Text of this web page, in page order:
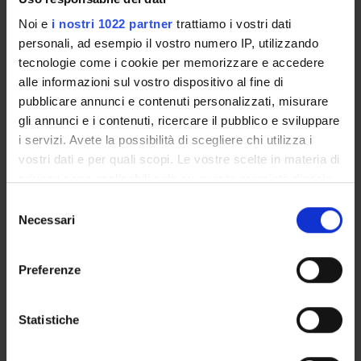
Noi e i nostri 1022 partner trattiamo i vostri dati
personali, ad esempio il vostro numero IP, utilizzando
tecnologie come i cookie per memorizzare e accedere
alle informazioni sul vostro dispositivo al fine di
pubblicare annunci e contenuti personalizzati, misurare
gli annunci e i contenuti, ricercare il pubblico e sviluppare
i servizi. Avete la possibilità di scegliere chi utilizza i
vostri dati e per quali scopi. Le vostre scelte in materia di
modificare o revocare il proprio consenso in qualsiasi
momento dalla Dichiarazione sui cookie o facendo clic
raccogliere informazioni sulla tua posizione
geografica, con un'approssimazione di qualche
delNecessari
Preferenze
Statistiche
IRCCS Fondazione Stella Maris
Funds:assigned and managed by the department
Syllabus:JOINT PROJECTS
Simona Mutascio
Francesca Parolini
Technical-administrative staff
Research Assistants
Full Professor